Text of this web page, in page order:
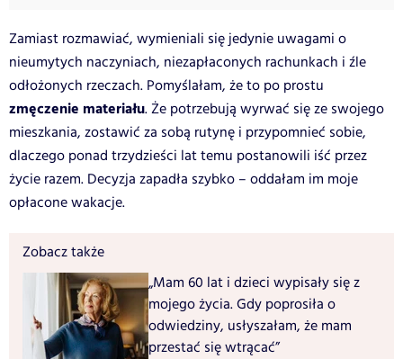
Zamiast rozmawiać, wymieniali się jedynie uwagami o
nieumytych naczyniach, niezapłaconych rachunkach i źle
odłożonych rzeczach. Pomyślałam, że to po prostu
zmęczenie materiału. Że potrzebują wyrwać się ze swojego
mieszkania, zostawić za sobą rutynę i przypomnieć sobie,
dlaczego ponad trzydzieści lat temu postanowili iść przez
życie razem. Decyzja zapadła szybko – oddałam im moje
opłacone wakacje.
Zobacz także
„Mam 60 lat i dzieci wypisały się z
mojego życia. Gdy poprosiła o
odwiedziny, usłyszałam, że mam
przestać się wtrącać”